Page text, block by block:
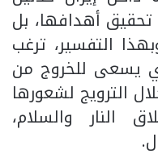
أهدافها، بل
التفسير، ترغب
يسعى للخروج من
الترويج لشعورها
النار والسلام،